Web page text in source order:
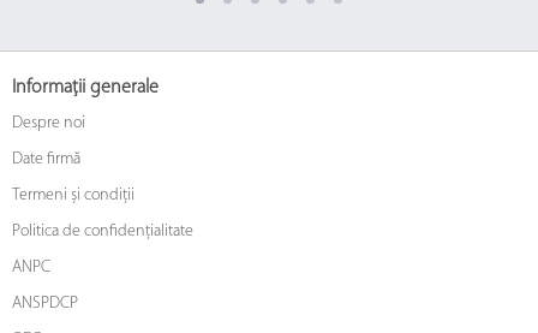
Informații generale
Despre noi
Date firmă
Termeni și condiții
Politica de confidențialitate
ANPC
ANSPDCP